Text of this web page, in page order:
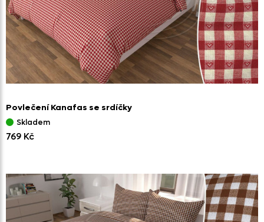
Povlečení Kanafas se srdíčky
Skladem
769 Kč